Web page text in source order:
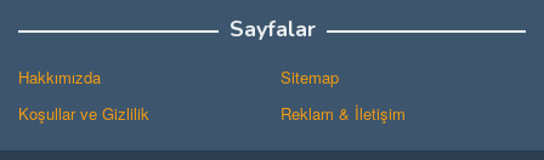
Sayfalar
Hakkımızda
Koşullar ve Gizlilik
Sitemap
Reklam & İletişim